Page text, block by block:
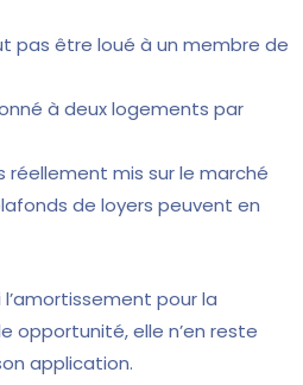
pas être loué à un membre de
à deux logements par
réellement mis sur le marché
de loyers peuvent en
l’amortissement pour la
opportunité, elle n’en reste
application.